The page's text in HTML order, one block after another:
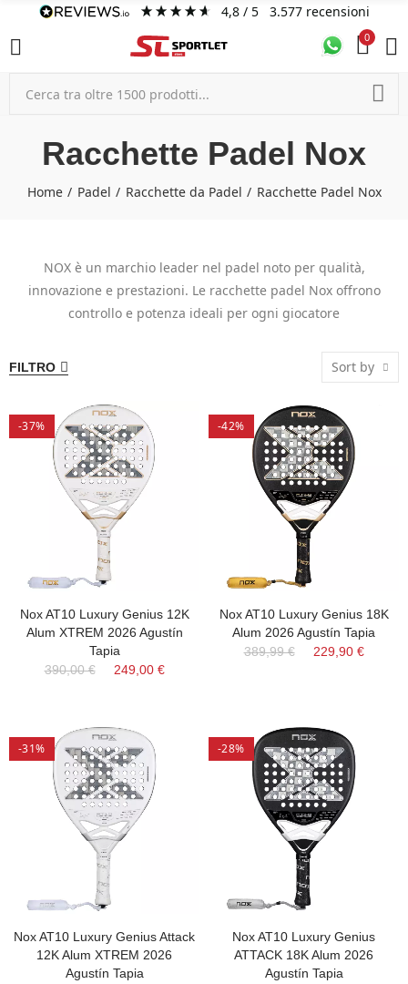
4,8/ 5 3.577 recensioni
0
Racchette Padel Nox
Home Padel Racchette da Padel Racchette Padel Nox
NOX è un marchio leader nel padel noto per qualità,
innovazione e prestazioni. Le racchette padel Nox offrono
controllo e potenza ideali per ogni giocatore
FILTRO Sort by
-37%
Nox AT10 Luxury Genius 12K
Alum XTREM 2026 Agustín
Tapia
390,00 €
249,00 €
-42%
Nox AT10 Luxury Genius 18K
Alum 2026 Agustín Tapia
389,99 €
229,90 €
-31%
Nox AT10 Luxury Genius Attack
12K Alum XTREM 2026
Agustín Tapia
-28%
Nox AT10 Luxury Genius
ATTACK 18K Alum 2026
Agustín Tapia